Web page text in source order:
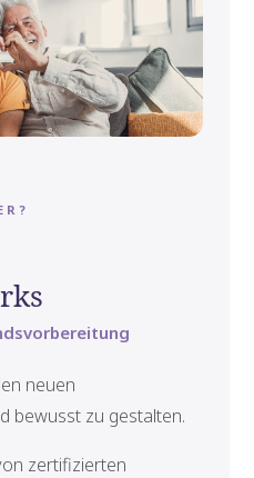
neuen
bewusst zu gestalten.
zertifizierten